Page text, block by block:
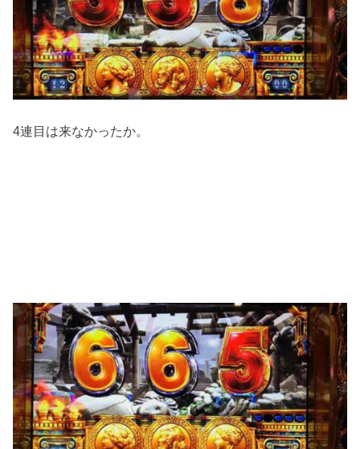
4連目は来なかったか。